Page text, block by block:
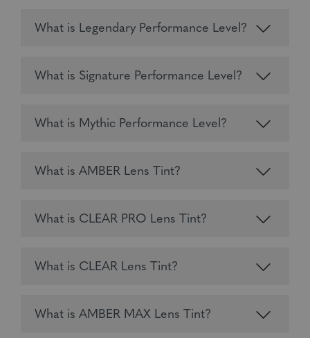
What is Legendary Performance Level?
What is Signature Performance Level?
What is Mythic Performance Level?
What is AMBER Lens Tint?
What is CLEAR PRO Lens Tint?
What is CLEAR Lens Tint?
What is AMBER MAX Lens Tint?